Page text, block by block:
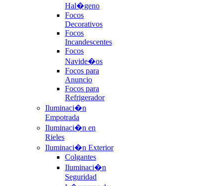
Hal�geno
Focos
Decorativos
Focos
Incandescentes
Focos
Navide�os
Focos para
Anuncio
Focos para
Refrigerador
Iluminaci�n
Empotrada
Iluminaci�n en
Rieles
Iluminaci�n Exterior
Colgantes
Iluminaci�n
Seguridad